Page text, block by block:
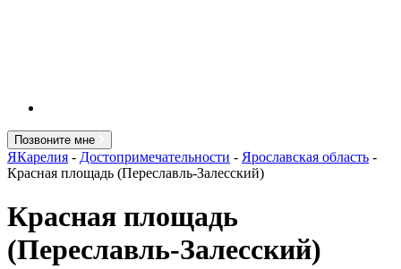
Позвоните мне
ЯКарелия - Достопримечательности - Ярославская область -
Красная площадь (Переславль-Залесский)
Красная площадь
(Переславль-Залесский)